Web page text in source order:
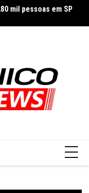
mil pessoas em SP